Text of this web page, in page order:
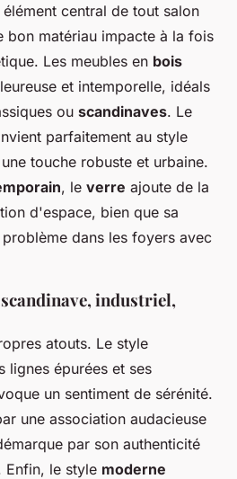
élément central de tout salon
bon matériau impacte à la fois
Les meubles en bois
et intemporelle, idéals
ou scandinaves. Le
parfaitement au style
touche robuste et urbaine.
, le verre ajoute de la
d'espace, bien que sa
dans les foyers avec
industriel,
atouts. Le style
lignes épurées et ses
un sentiment de sérénité.
une association audacieuse
par son authenticité
Enfin, le style moderne